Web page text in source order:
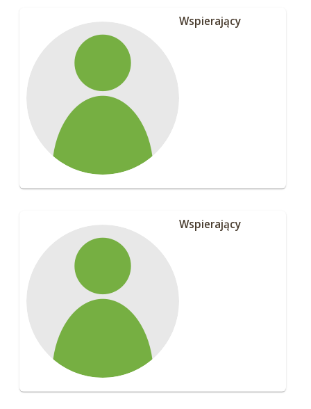
Wspierający
Wspierający